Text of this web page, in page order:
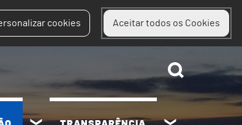
cookies Aceitar todos os Cookies